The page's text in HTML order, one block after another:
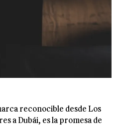
reconocible desde Los
a Dubái, es la promesa de